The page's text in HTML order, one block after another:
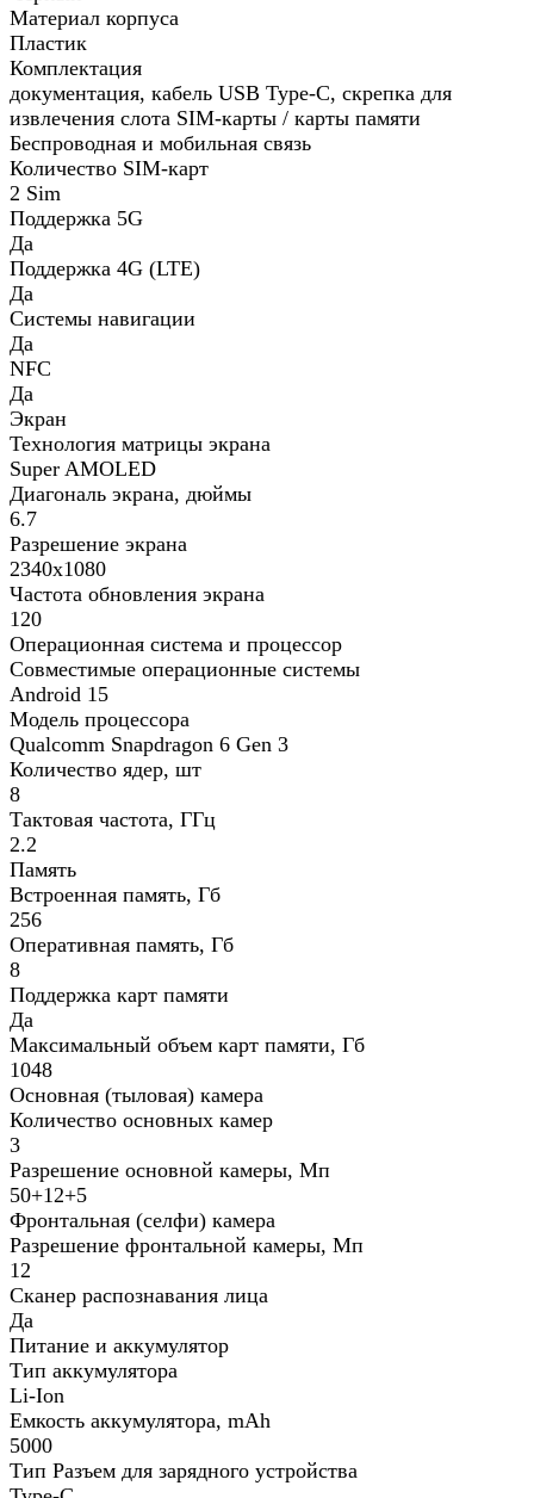
Материал корпуса
Пластик
Комплектация
документация, кабель USB Type-C, скрепка для
извлечения слота SIM-карты / карты памяти
Беспроводная и мобильная связь
Количество SIM-карт
2 Sim
Поддержка 5G
Да
Поддержка 4G (LTE)
Да
Системы навигации
Да
NFC
Да
Экран
Технология матрицы экрана
Super AMOLED
Диагональ экрана, дюймы
6.7
Разрешение экрана
2340x1080
Частота обновления экрана
120
Операционная система и процессор
Совместимые операционные системы
Android 15
Модель процессора
Qualcomm Snapdragon 6 Gen 3
Количество ядер, шт
8
Тактовая частота, ГГц
2.2
Память
Встроенная память, Гб
256
Оперативная память, Гб
8
Поддержка карт памяти
Да
Максимальный объем карт памяти, Гб
1048
Основная (тыловая) камера
Количество основных камер
3
Разрешение основной камеры, Мп
50+12+5
Фронтальная (селфи) камера
Разрешение фронтальной камеры, Мп
12
Сканер распознавания лица
Да
Питание и аккумулятор
Тип аккумулятора
Li-Ion
Емкость аккумулятора, mAh
5000
Тип Разъем для зарядного устройства